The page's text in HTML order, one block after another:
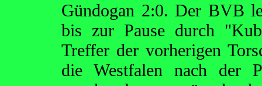
Gündogan 2:0. Der BVB
bis zur Pause durch
Treffer der vorherigen
die Westfalen nach der